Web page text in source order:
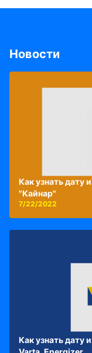
Новости
Как узнать дату
"Кайнар"
7/22/2022
Как узнать дату